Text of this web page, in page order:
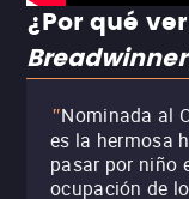
¿Por qué
Breadwinner
"Nominada al
es la hermosa
pasar por niño
ocupación de